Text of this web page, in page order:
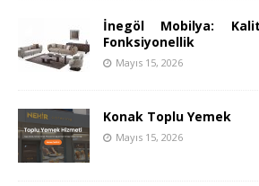
İnegöl Mobilya:
Fonksiyonellik
Mayıs 15, 2026
Konak Toplu Yemek
Mayıs 15, 2026